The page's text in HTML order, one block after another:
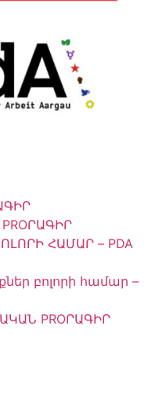
ՀԱՄԱՐ – PDA
բոլորի համար –
PROՐԱԳԻՐ